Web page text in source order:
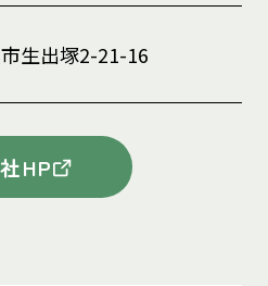
生出塚2-21-16
HP